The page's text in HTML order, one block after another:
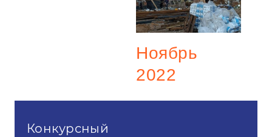
Ноябрь
2022
Конкурсный